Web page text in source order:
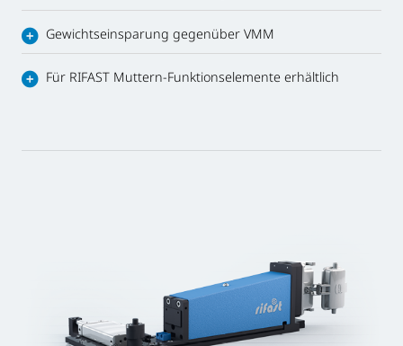
Gewichtseinsparung gegenüber VMM
Für RIFAST Muttern-Funktionselemente erhältlich